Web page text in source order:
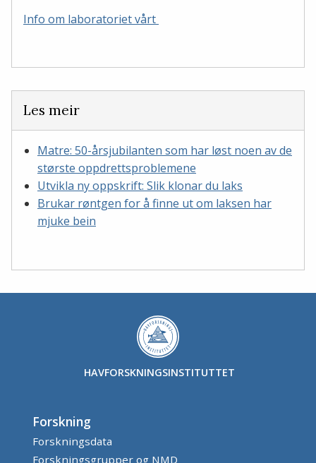
Info om laboratoriet vårt
Les meir
Matre: 50-årsjubilanten som har løst noen av de
største oppdrettsproblemene
Utvikla ny oppskrift: Slik klonar du laks
Brukar røntgen for å finne ut om laksen har
mjuke bein
HAVFORSKNINGSINSTITUTTET
Forskning
Forskningsdata
Forskningsgrupper og NMD